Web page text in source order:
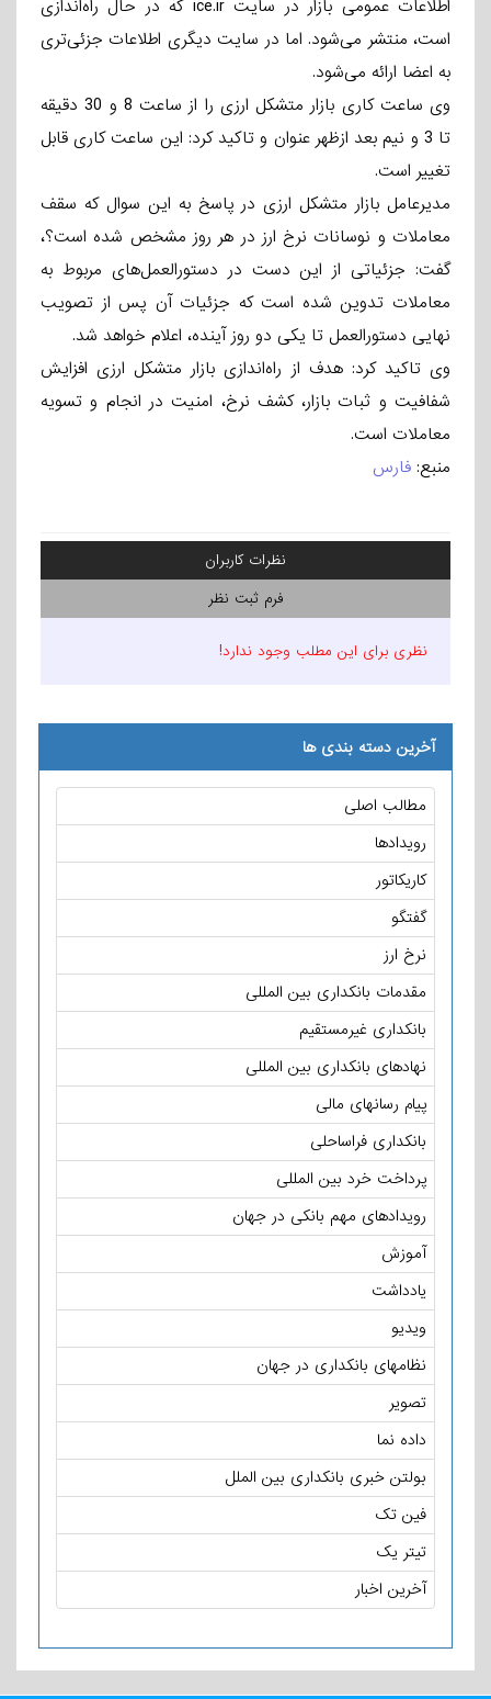
اطلاعات عمومی بازار در سایت ice.ir که در حال راه‌اندازی
است، منتشر می‌شود. اما در سایت دیگری اطلاعات جزئی‌تری
به اعضا ارائه می‌شود.
وی ساعت کاری بازار متشکل ارزی را از ساعت 8 و 30 دقیقه
تا 3 و نیم بعد ازظهر عنوان و تاکید کرد: این ساعت کاری قابل
تغییر است.
مدیرعامل بازار متشکل ارزی در پاسخ به این سوال که سقف
معاملات و نوسانات نرخ ارز در هر روز مشخص شده است؟،
گفت: جزئیاتی از این دست در دستورالعمل‌های مربوط به
معاملات تدوین شده است که جزئیات آن پس از تصویب
نهایی دستورالعمل تا یکی دو روز آینده، اعلام خواهد شد.
وی تاکید کرد: هدف از راه‌اندازی بازار متشکل ارزی افزایش
شفافیت و ثبات بازار، کشف نرخ، امنیت در انجام و تسویه
معاملات است.
منبع: فارس
نظرات کاربران
فرم ثبت نظر
نظری برای این مطلب وجود ندارد!
آخرین دسته بندی ها
مطالب اصلی
رویدادها
کاریکاتور
گفتگو
نرخ ارز
مقدمات بانکداری بین المللی
بانکداری غیرمستقیم
نهادهای بانکداری بین المللی
پیام رسانهای مالی
بانکداری فراساحلی
پرداخت خرد بین المللی
رویدادهای مهم بانکی در جهان
آموزش
یادداشت
ویدیو
نظامهای بانکداری در جهان
تصویر
داده نما
بولتن خبری بانکداری بین الملل
فین تک
تیتر یک
آخرین اخبار